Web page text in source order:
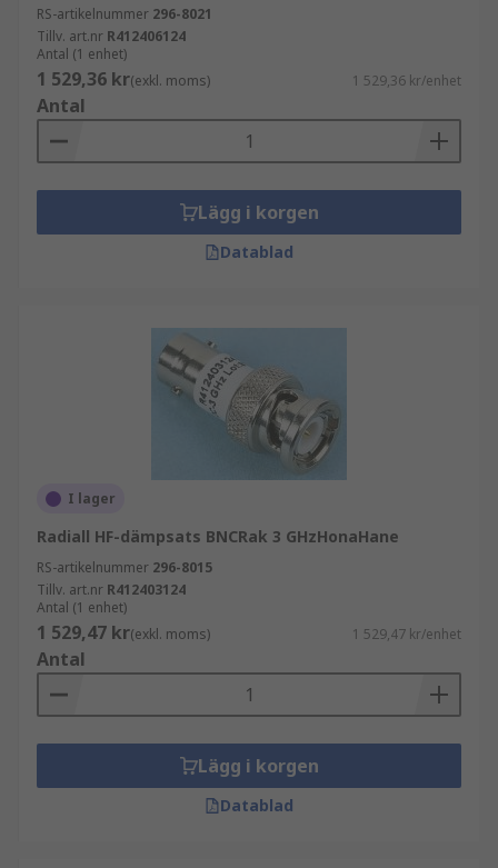
RS-artikelnummer 296-8021
Tillv. art.nr R412406124
Antal (1 enhet)
1 529,36 kr(exkl. moms) 1 529,36 kr/enhet
Antal
Lägg i korgen
Datablad
I lager
Radiall HF-dämpsats BNCRak 3 GHzHonaHane
RS-artikelnummer 296-8015
Tillv. art.nr R412403124
Antal (1 enhet)
1 529,47 kr(exkl. moms) 1 529,47 kr/enhet
Antal
Lägg i korgen
Datablad